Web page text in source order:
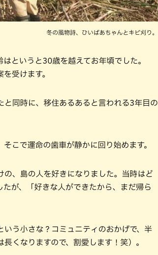
冬の風物詩、ひいばあちゃんとキビ刈り。
というと30歳を越えてお年頃でした。
受けます。
同時に、移住あるあると言われる3年目の
こで運命の歯車が静かに回り始めます。
、島の人を好きになりました。当時はど
が、「好きな人ができたから、まだ帰ら
う小さな？コミュニティのおかげで、半
くなりますので、割愛します！笑）。